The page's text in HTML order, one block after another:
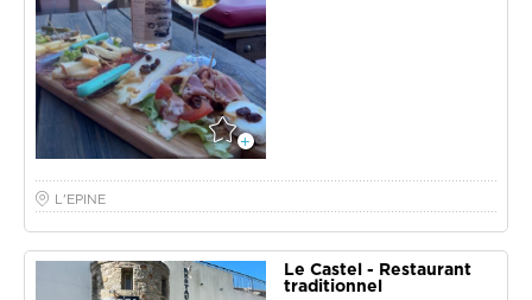
L'EPINE
Le Castel - Restaurant
traditionnel